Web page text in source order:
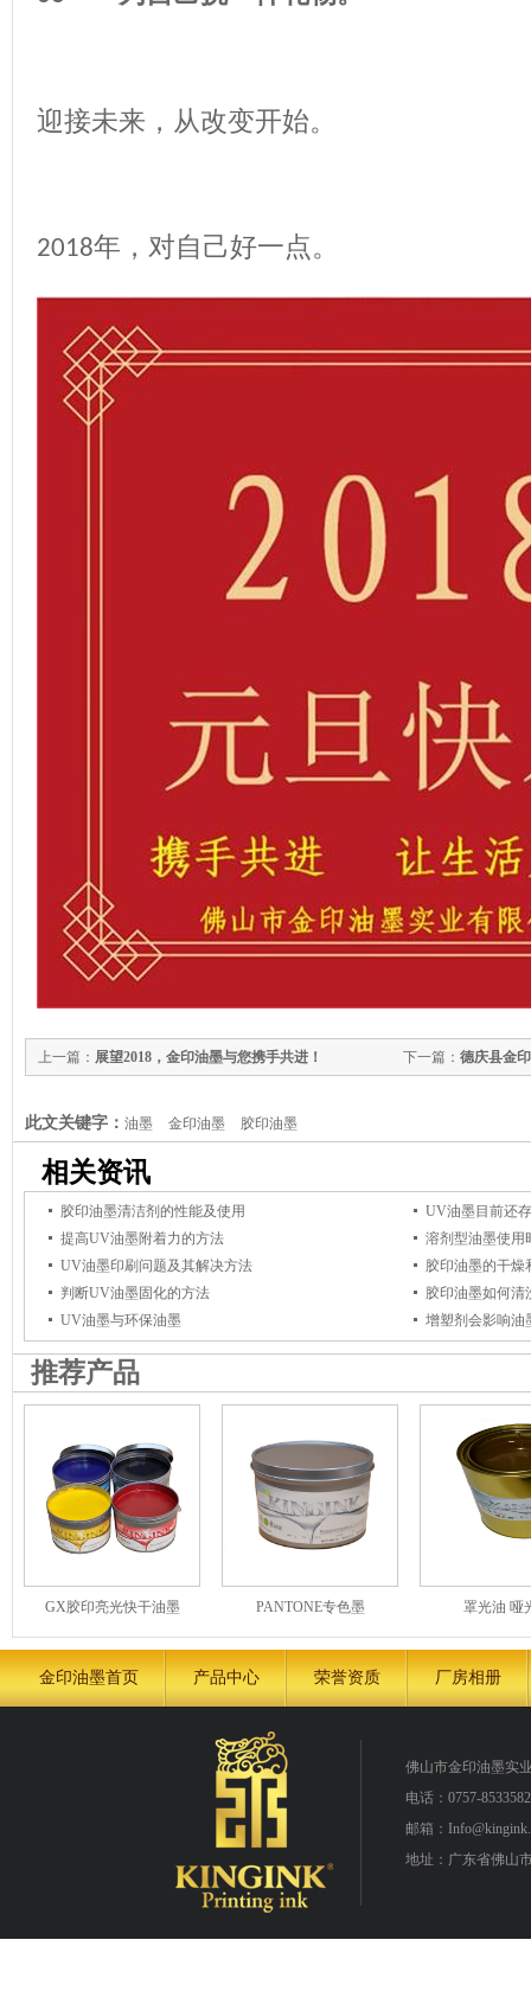
迎接未来，从改变开始。
2018年，对自己好一点。
下一篇： 德庆县金
上一篇： 展望2018，金印油墨与您携手共进！
此文关键字： 油墨 金印油墨 胶印油墨
相关资讯
胶印油墨清洁剂的性能及使用
UV油墨目前还
提高UV油墨附着力的方法
溶剂型油墨使用
UV油墨印刷问题及其解决方法
胶印油墨的干燥
判断UV油墨固化的方法
胶印油墨如何清
UV油墨与环保油墨
增塑剂会影响油
推荐产品
GX胶印亮光快干油墨 PANTONE专色墨 罩光油 哑
金印油墨首页 产品中心 荣誉资质 厂房相册
佛山市金印油墨实
电话：0757-
邮箱：
地址：广东省佛山